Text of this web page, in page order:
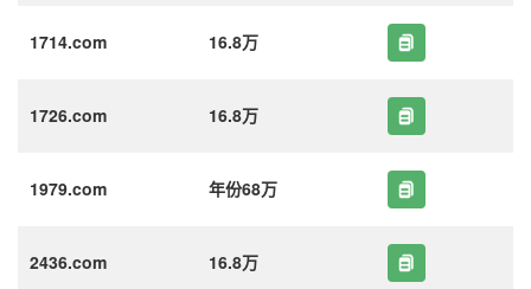
1714.com 16.8万
1726.com 16.8万
1979.com 年份68万
2436.com 16.8万